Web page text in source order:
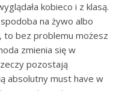
kobieco i z klasą.
na żywo albo
to bez problemu możesz
zmienia się w
pozostają
absolutny must have w